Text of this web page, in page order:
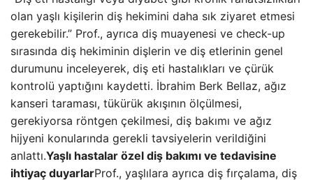
olan yaşlı kişilerin diş hekimini daha sık ziyaret etmesi
gerekebilir.” Prof., ayrıca diş muayenesi ve check-up
sırasında diş hekiminin dişlerin ve diş etlerinin genel
durumunu inceleyerek, diş eti hastalıkları ve çürük
kontrolü yaptığını kaydetti. İbrahim Berk Bellaz, ağız
kanseri taraması, tükürük akışının ölçülmesi,
gerekiyorsa röntgen çekilmesi, diş bakımı ve ağız
hijyeni konularında gerekli tavsiyelerin verildiğini
anlattı.Yaşlı hastalar özel diş bakımı ve tedavisine
ihtiyaç duyarlarProf., yaşlılara ayrıca diş fırçalama, diş